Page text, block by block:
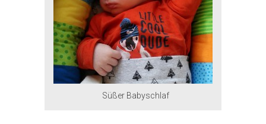
Süßer Babyschlaf